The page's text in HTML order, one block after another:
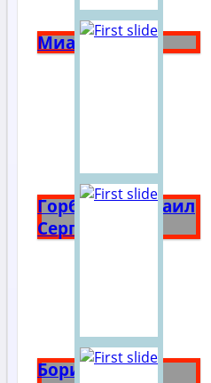
Миасс
Горбачёв Михаил
Сергеевич
Борис